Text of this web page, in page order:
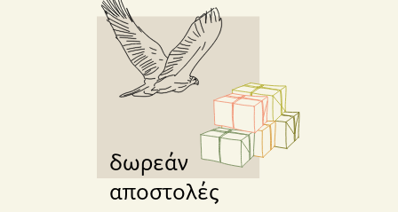
δωρεάν
αποστολές